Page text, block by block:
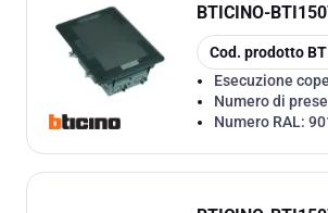
BTICINO-
copia
Cod. prodotto
Esecuzione
Numero di
Numero RAL: